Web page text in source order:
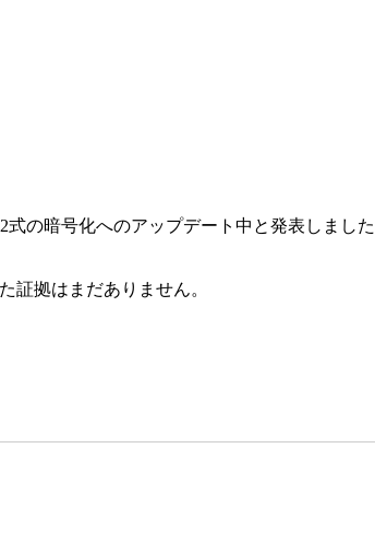
の暗号化へのアップデート中と発表しま
証拠はまだありません。